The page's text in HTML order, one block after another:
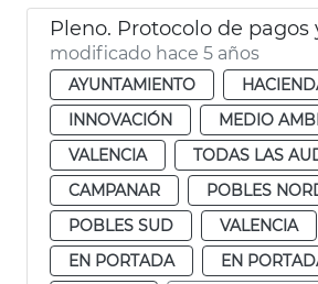
modificado hace 5 años
AYUNTAMIENTO
INNOVACIÓN
MEDIO
VALENCIA
TODAS LAS
CAMPANAR
POBLES
POBLES SUD
VALENCIA
EN PORTADA
EN